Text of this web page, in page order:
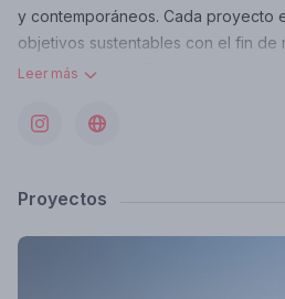
y contemporáneos. Cada proyecto
objetivos sustentables con el fin de
de las personas. Exploramos
Contacto
Área de trabajo donde opera
Leer más
Proyectos